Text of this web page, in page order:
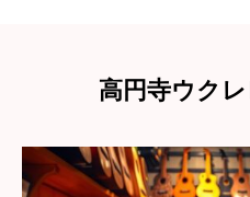
高円寺ウク